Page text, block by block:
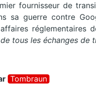
fournisseur de
sa guerre contre
réglementaires
tous les échanges de
Tombraun